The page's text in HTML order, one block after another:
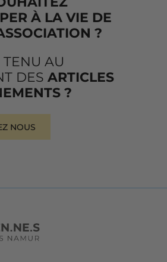
À LA VIE DE
?
TENU AU
DES ARTICLES
?
NOUS